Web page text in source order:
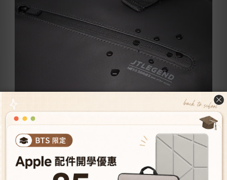
高密防水拉鍊 -